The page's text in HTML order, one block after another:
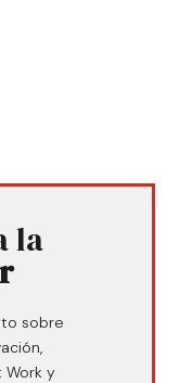
la
sobre
Work y